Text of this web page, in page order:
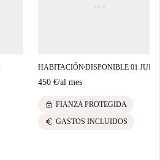
HABITACIÓN■DISPONIBLE 01 JULIO
450 €/al mes
lock FIANZA PROTEGIDA
euro GASTOS INCLUIDOS